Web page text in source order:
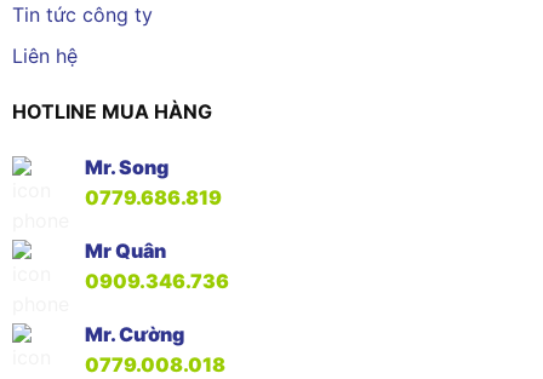
Tin tức công ty
Liên hệ
HOTLINE MUA HÀNG
Mr. Song
0779.686.819
Mr Quân
0909.346.736
Mr. Cường
0779.008.018